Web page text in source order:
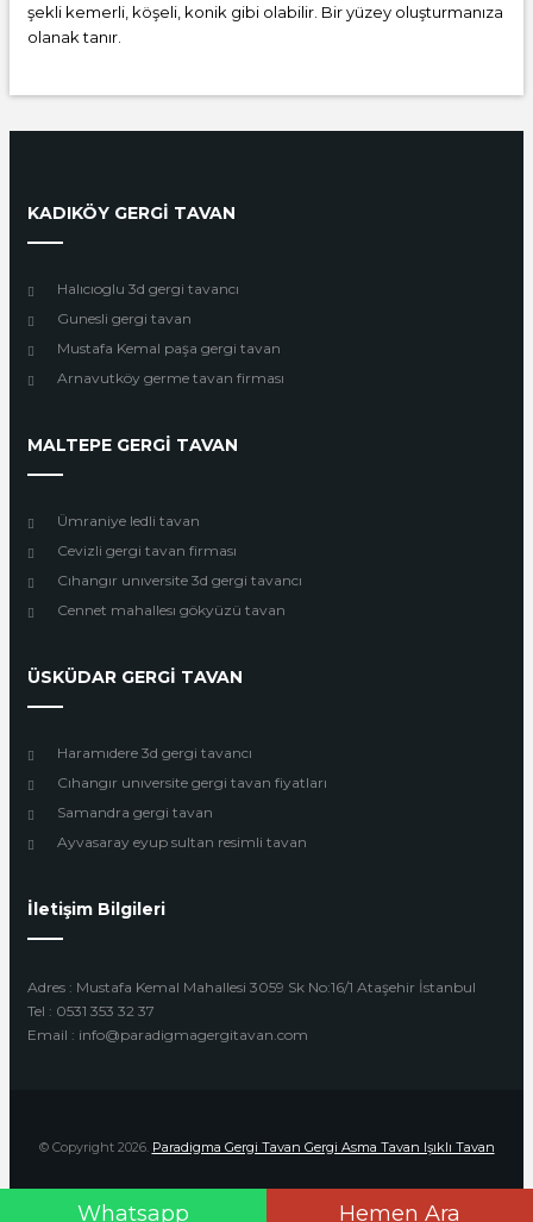
şekli kemerli, köşeli, konik gibi olabilir. Bir yüzey oluşturmanıza
olanak tanır.
Whatsapp Hemen Ara
KADIKÖY GERGİ TAVAN
Halıcıoglu 3d gergi tavancı
Gunesli gergi tavan
Mustafa Kemal paşa gergi tavan
Arnavutköy germe tavan firması
MALTEPE GERGİ TAVAN
Ümraniye ledli tavan
Cevizli gergi tavan firması
Cıhangır unıversite 3d gergi tavancı
Cennet mahallesı gökyüzü tavan
ÜSKÜDAR GERGİ TAVAN
Haramıdere 3d gergi tavancı
Cıhangır unıversite gergi tavan fiyatları
Samandra gergi tavan
Ayvasaray eyup sultan resimli tavan
İletişim Bilgileri
Adres : Mustafa Kemal Mahallesi 3059 Sk No:16/1 Ataşehir İstanbul
Tel : 0531 353 32 37
Email : info@paradigmagergitavan.com
© Copyright 2026. Paradigma Gergi Tavan Gergi Asma Tavan Işıklı Tavan
Design by Beyoglu Webtasarım